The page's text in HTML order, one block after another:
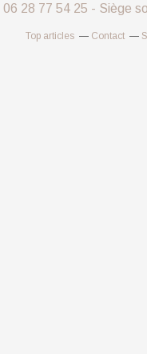
06 28 77 54 25 - Siège
Top articles Contact